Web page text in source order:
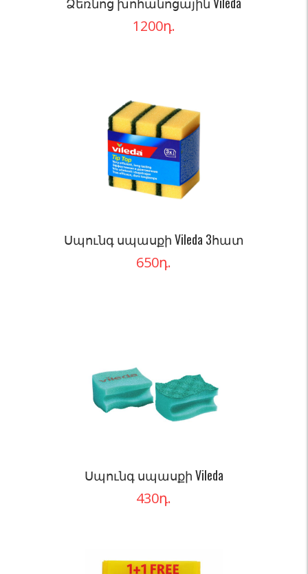
1200դ.
Սպունգ սպասքի Vileda 3հատ
650դ.
Սպունգ սպասքի Vileda
430դ.